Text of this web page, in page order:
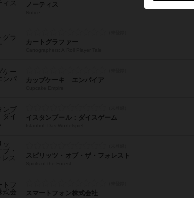
ノーティス
カートグラファー
カップケーキ エンパイア
イスタンブール：ダイスゲーム
スピリッツ・オブ・ザ・フォレスト
スマートフォン株式会社